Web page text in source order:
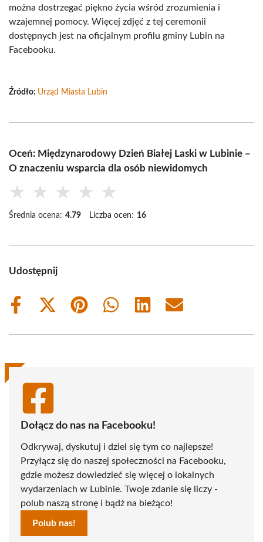
można dostrzegać piękno życia wśród zrozumienia i
wzajemnej pomocy. Więcej zdjęć z tej ceremonii
dostępnych jest na oficjalnym profilu gminy Lubin na
Facebooku.
Źródło: Urząd Miasta Lubin
Oceń: Międzynarodowy Dzień Białej Laski w Lubinie –
O znaczeniu wsparcia dla osób niewidomych
★ ★ ★ ★ ★
Średnia ocena: 4.79 Liczba ocen: 16
Udostępnij
Share
Share
(Twitter)
Share
Share
Share
Share
Dołącz do nas na Facebooku!
Odkrywaj, dyskutuj i dziel się tym co najlepsze!
Przyłącz się do naszej społeczności na Facebooku,
gdzie możesz dowiedzieć się więcej o lokalnych
wydarzeniach w Lubinie. Twoje zdanie się liczy -
polub naszą stronę i bądź na bieżąco!
Polub nas!